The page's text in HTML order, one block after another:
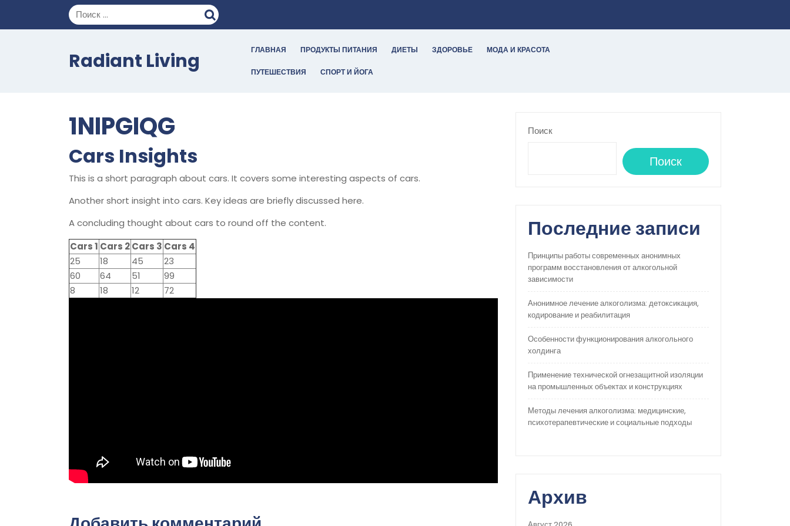
содержимому
Radiant Living ГЛАВНАЯ ПРОДУКТЫ ПИТАНИЯ ДИЕТЫ ЗДОРОВЬЕ МОДА И КРАСОТА
ПУТЕШЕСТВИЯ СПОРТ И ЙОГА
1NIPGIQG
Cars Insights
This is a short paragraph about cars. It covers some interesting aspects of cars.
Another short insight into cars. Key ideas are briefly discussed here.
A concluding thought about cars to round off the content.
Cars 1 Cars 2Cars 3 Cars 4
25
18 45
23
60
64 51
99
8
18 12 72
Поиск
Поиск
Последние записи
Принципы работы современных анонимных
программ восстановления от алкогольной
зависимости
Анонимное лечение алкоголизма: детоксикация,
кодирование и реабилитация
Особенности функционирования алкогольного
холдинга
Применение технической огнезащитной изоляции
на промышленных объектах и конструкциях
Методы лечения алкоголизма: медицинские,
психотерапевтические и социальные подходы
Архив